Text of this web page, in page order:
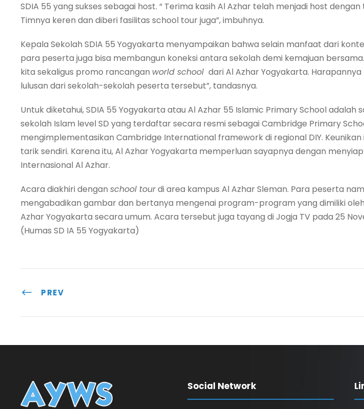
SDIA 55 yang sukses sebagai host. “ Terima kasih Al Azhar telah menjadi host
Timnya keren dan diberi fasilitas school tour juga”, imbuhnya.
Kepala Sekolah SDIA 55 Yogyakarta menyampaikan bahwa selain manfaat dari
para peserta juga bisa membangun koneksi antara sekolah demi kemajuan
kita sekaligus promo rancangan world school dari Al Azhar Yogyakarta.
lulusan dari sekolah-sekolah peserta tersebut”, tandasnya.
Untuk diketahui, SDIA 55 Yogyakarta atau Al Azhar 55 Islamic Primary School adalah
sekolah Islam level SD yang terdaftar secara resmi sebagai Cambridge Primary
mengimplementasikan Cambridge International framework di regional DIY. Keunikan
tarik sendiri. Karena itu, Al Azhar Yogyakarta memperluan sayapnya dengan
Internasional Al Azhar.
Acara diakhiri dengan school tourdi area kampus Al Azhar Sleman. Para peserta
mengabadikan gambar dan bertanya mengenai program-program yang dimiliki oleh
Azhar Yogyakarta secara umum. Acara tersebut juga tayang di Jogja TV pada 25
(Humas SD IA 55 Yogyakarta)
PREV
Social Network